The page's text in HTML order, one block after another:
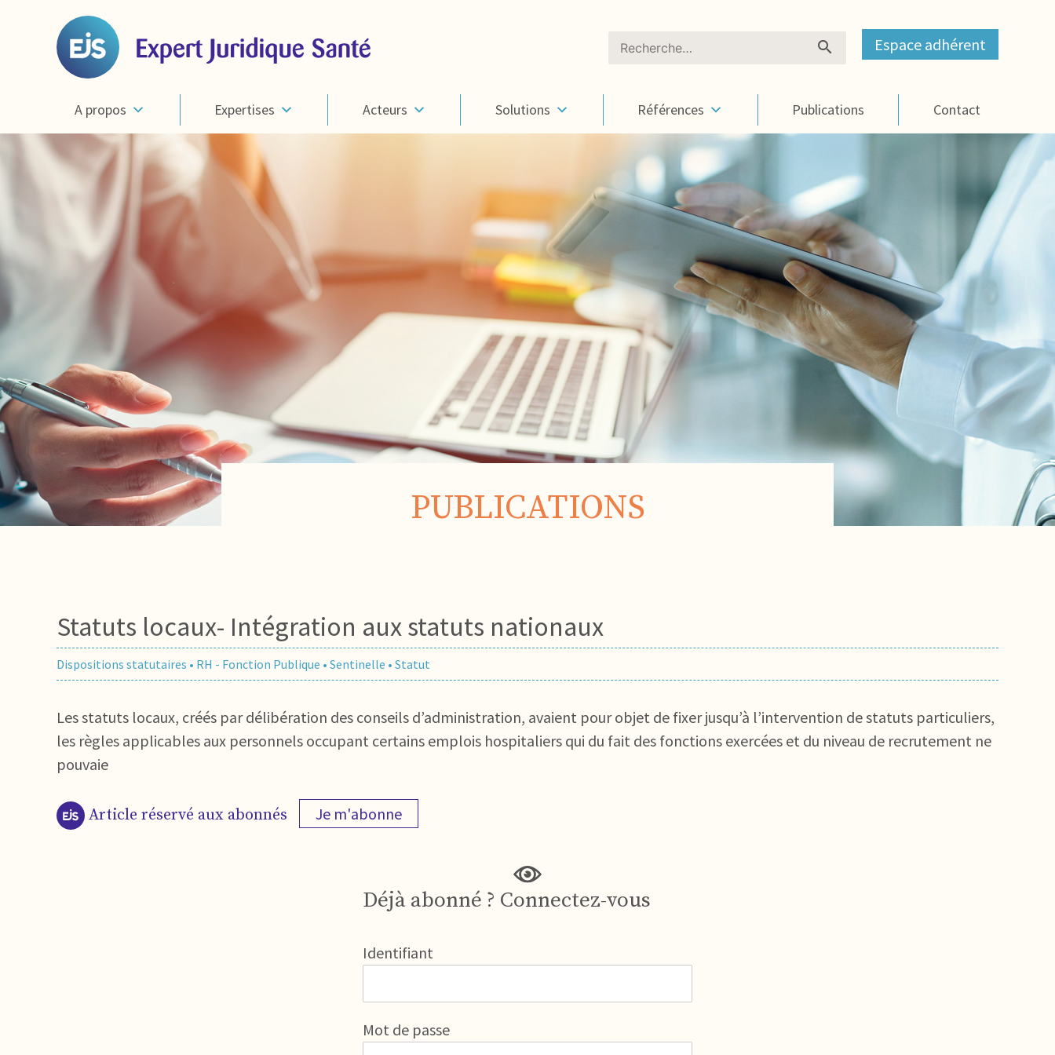
Rechercher : Espace adhérent
A propos Expertises Acteurs Solutions Références Publications Contact
PUBLICATIONS
Statuts locaux- Intégration aux statuts nationaux
Dispositions statutaires • RH - Fonction Publique • Sentinelle • Statut
Les statuts locaux, créés par délibération des conseils d’administration, avaient pour objet de fixer jusqu’à l’intervention de statuts particuliers,
les règles applicables aux personnels occupant certains emplois hospitaliers qui du fait des fonctions exercées et du niveau de recrutement ne
pouvaie
Article réservé aux abonnés Je m'abonne
Déjà abonné ? Connectez-vous
Identifiant
Mot de passe